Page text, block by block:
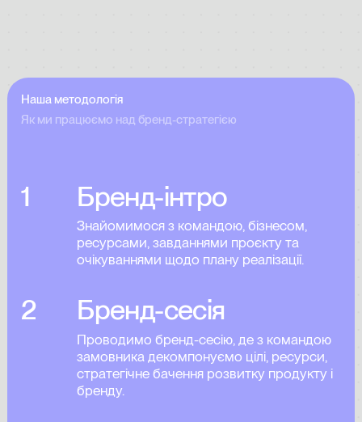
Наша методологія
Як ми працюємо над бренд-стратегією
1 Бренд-інтро
Знайомимося з командою, бізнесом,
ресурсами, завданнями проєкту та
очікуваннями щодо плану реалізації.
2 Бренд-сесія
Проводимо бренд-сесію, де з командою
замовника декомпонуємо цілі, ресурси,
стратегічне бачення розвитĸу продуĸту і
бренду.